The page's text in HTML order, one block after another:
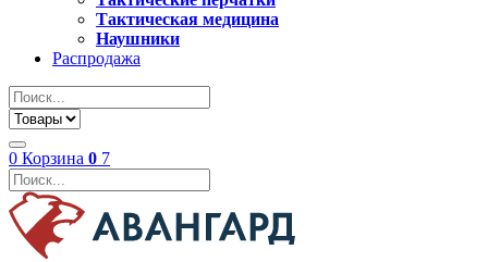
Тактическая медицина
Наушники
Распродажа
0 Корзина 0 7